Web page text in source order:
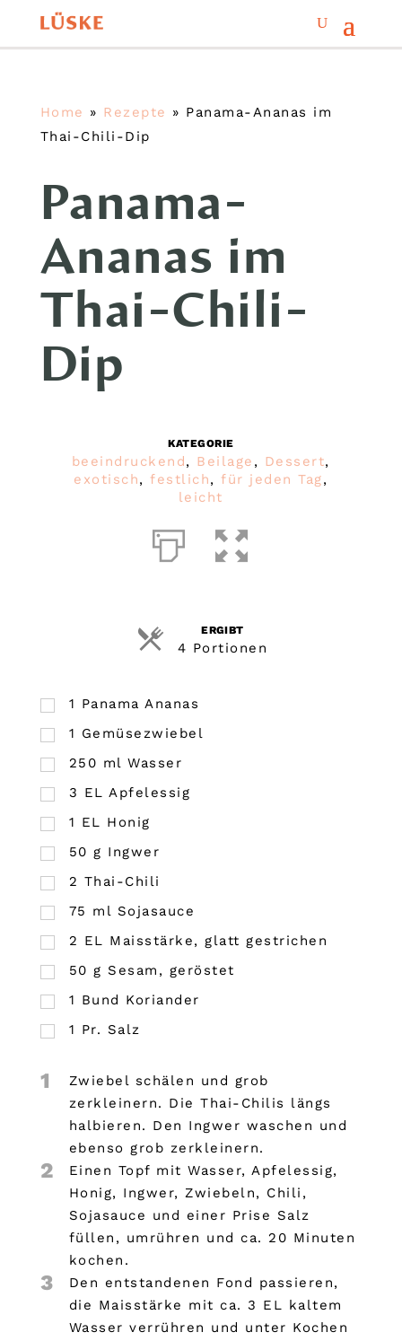
Home » Rezepte » Panama-Ananas im
Thai-Chili-Dip
Panama-
Ananas im
Thai-Chili-
Dip
KATEGORIE
beeindruckend, Beilage , Dessert,
exotisch,festlich,für jeden Tag,
leicht
ERGIBT
4 Portionen
1 Panama Ananas
1 Gemüsezwiebel
250 ml Wasser
3 EL Apfelessig
1 EL Honig
50 g Ingwer
2 Thai-Chili
75 ml Sojasauce
2 EL Maisstärke, glatt gestrichen
50 g Sesam, geröstet
1 Bund Koriander
1 Pr. Salz
1
Zwiebel schälen und grob
zerkleinern. Die Thai-Chilis längs
halbieren. Den Ingwer waschen und
ebenso grob zerkleinern.
2
Einen Topf mit Wasser, Apfelessig,
Honig, Ingwer, Zwiebeln, Chili,
Sojasauce und einer Prise Salz
füllen, umrühren und ca. 20 Minuten
kochen.
3
Den entstandenen Fond passieren,
die Maisstärke mit ca. 3 EL kaltem
Wasser verrühren und unter Kochen